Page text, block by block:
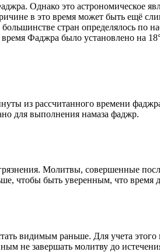
Однако это астрономическое
в это время может быть ещё
стран определялось по
Фаджра было установлено на
из рассчитанного времени
для выполнения намаза фаджр.
Молитвы, совершенные
чтобы быть уверенным, что время
видимым раньше. Для учета
не завершать молитву до